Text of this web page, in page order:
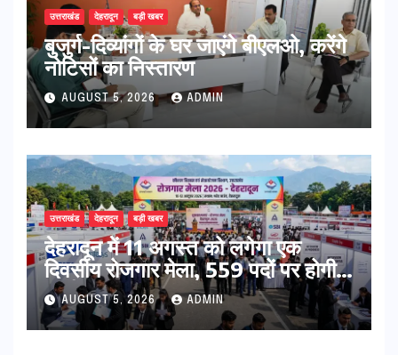
उत्तराखंड देहरादून बड़ी खबर
बुजुर्ग-दिव्यांगों के घर जाएंगे बीएलओ, करेंगे
नोटिसों का निस्तारण
AUGUST 5, 2026 ADMIN
उत्तराखंड देहरादून बड़ी खबर
​देहरादून में 11 अगस्त को लगेगा एक
दिवसीय रोजगार मेला, 559 पदों पर होगी
भर्तीAUGUST 5, 2026 ADMIN